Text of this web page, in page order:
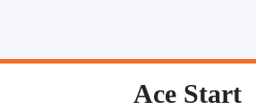
Ace Start